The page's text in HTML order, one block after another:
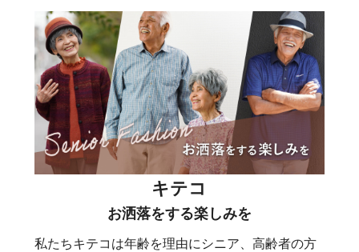
キテコ
お洒落をする楽しみを
私たちキテコは年齢を理由にシニア、高齢者の方